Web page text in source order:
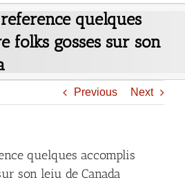
quelques
folks gosses sur son
Previous Next
quelques accomplis
son leiu de Canada